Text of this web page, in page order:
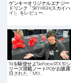
ゲンキーオリジナルエナジー
ドリンク「SKY HIGH(スカイハ
イ)」をレビュー…
“AIを駆使せよ”GeForce RTX 50シ
リーズ搭載ノートPCがお披露
目された「MSI…